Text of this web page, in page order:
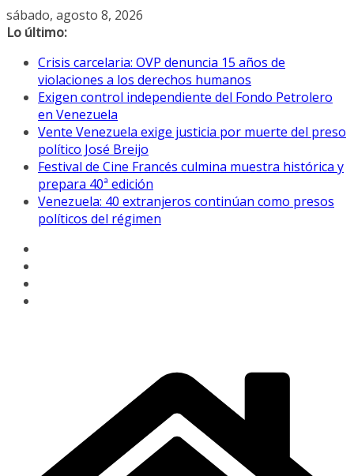
Saltar
al
sábado, agosto 8, 2026
Lo último:
Crisis carcelaria: OVP denuncia 15 años de
violaciones a los derechos humanos
Exigen control independiente del Fondo Petrolero
en Venezuela
Vente Venezuela exige justicia por muerte del preso
político José Breijo
Festival de Cine Francés culmina muestra histórica y
prepara 40ª edición
Venezuela: 40 extranjeros continúan como presos
políticos del régimen